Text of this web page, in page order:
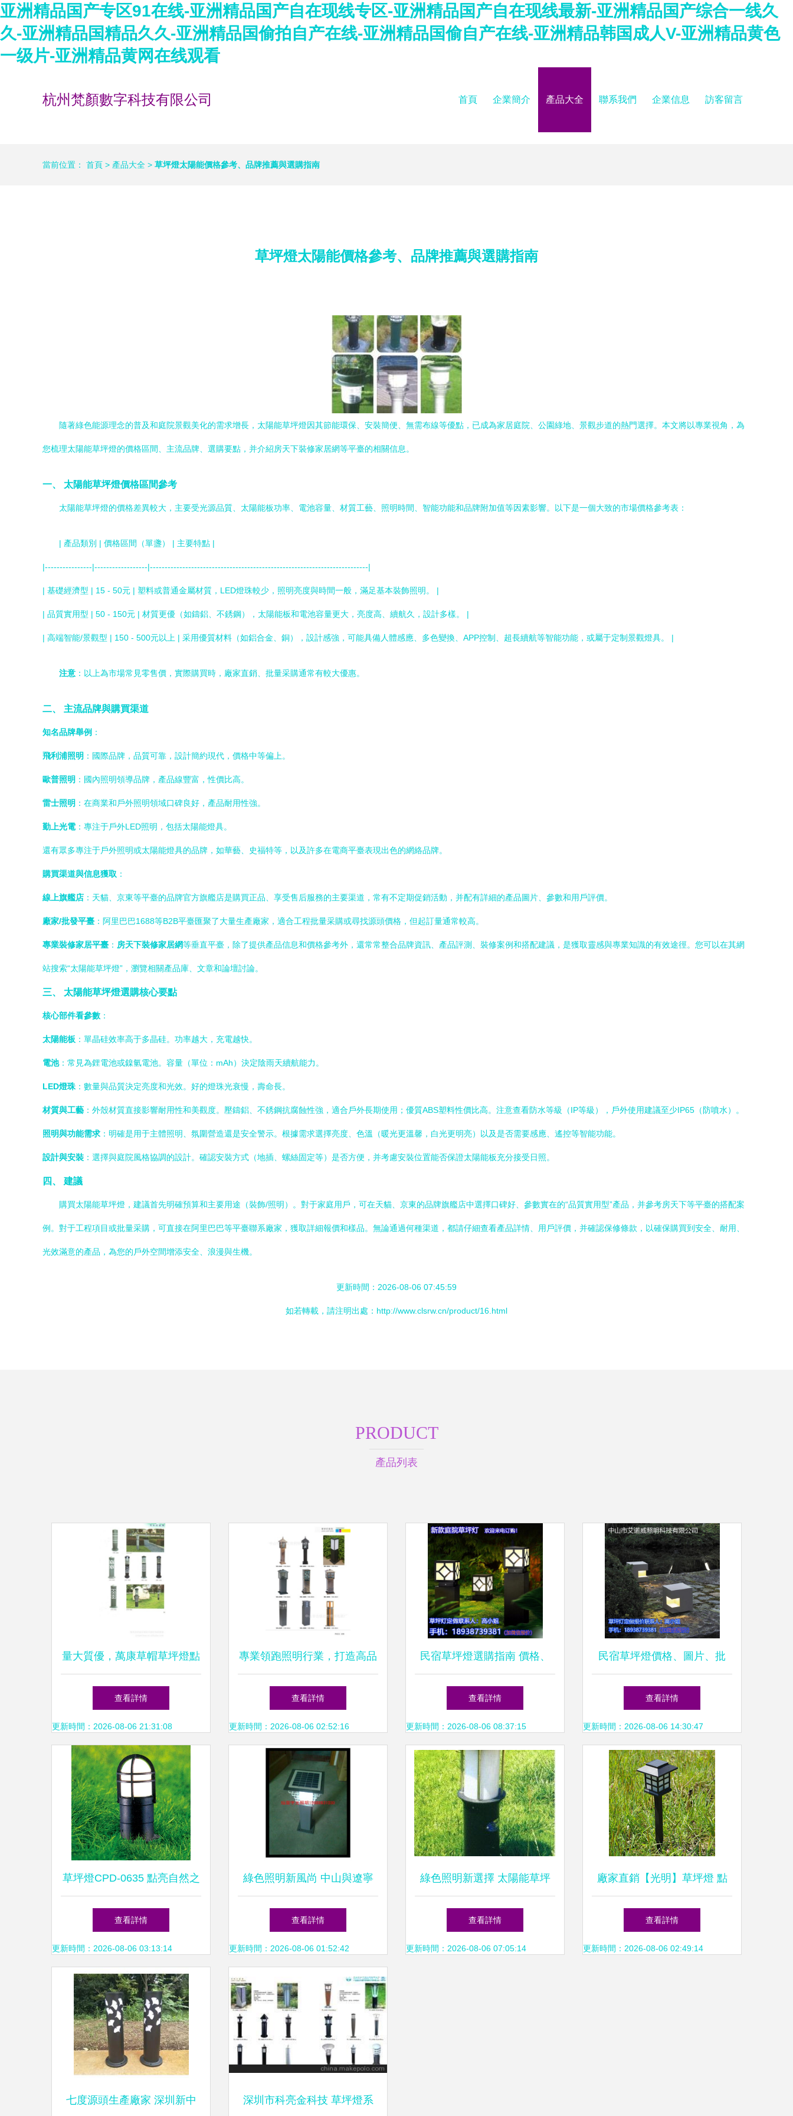
亚洲精品国产专区91在线-亚洲精品国产自在现线专区-亚洲精品国产自在现线最新-亚洲精品国产综合一线久
久-亚洲精品国精品久久-亚洲精品国偷拍自产在线-亚洲精品国偷自产在线-亚洲精品韩国成人V-亚洲精品黄色
一级片-亚洲精品黄网在线观看
杭州梵顏數字科技有限公司 首頁 企業簡介 產品大全 聯系我們 企業信息 訪客留言
當前位置： 首頁 > 產品大全 > 草坪燈太陽能價格參考、品牌推薦與選購指南
草坪燈太陽能價格參考、品牌推薦與選購指南
隨著綠色能源理念的普及和庭院景觀美化的需求增長，太陽能草坪燈因其節能環保、安裝簡便、無需布線等優點，已成為家居庭院、公園綠地、景觀步道的熱門選擇。本文將以專業視角，為
您梳理太陽能草坪燈的價格區間、主流品牌、選購要點，并介紹房天下裝修家居網等平臺的相關信息。
一、 太陽能草坪燈價格區間參考
太陽能草坪燈的價格差異較大，主要受光源品質、太陽能板功率、電池容量、材質工藝、照明時間、智能功能和品牌附加值等因素影響。以下是一個大致的市場價格參考表：
| 產品類別 | 價格區間（單盞） | 主要特點 |
|----------------|------------------|--------------------------------------------------------------------------|
| 基礎經濟型 | 15 - 50元 | 塑料或普通金屬材質，LED燈珠較少，照明亮度與時間一般，滿足基本裝飾照明。 |
| 品質實用型 | 50 - 150元 | 材質更優（如鑄鋁、不銹鋼），太陽能板和電池容量更大，亮度高、續航久，設計多樣。 |
| 高端智能/景觀型 | 150 - 500元以上 | 采用優質材料（如鋁合金、銅），設計感強，可能具備人體感應、多色變換、APP控制、超長續航等智能功能，或屬于定制景觀燈具。 |
注意 ：以上為市場常見零售價，實際購買時，廠家直銷、批量采購通常有較大優惠。
二、 主流品牌與購買渠道
知名品牌舉例 ：
飛利浦照明 ：國際品牌，品質可靠，設計簡約現代，價格中等偏上。
歐普照明 ：國內照明領導品牌，產品線豐富，性價比高。
雷士照明 ：在商業和戶外照明領域口碑良好，產品耐用性強。
勤上光電 ：專注于戶外LED照明，包括太陽能燈具。
還有眾多專注于戶外照明或太陽能燈具的品牌，如華藝、史福特等，以及許多在電商平臺表現出色的網絡品牌。
購買渠道與信息獲取 ：
線上旗艦店 ：天貓、京東等平臺的品牌官方旗艦店是購買正品、享受售后服務的主要渠道，常有不定期促銷活動，并配有詳細的產品圖片、參數和用戶評價。
廠家/批發平臺 ：阿里巴巴1688等B2B平臺匯聚了大量生產廠家，適合工程批量采購或尋找源頭價格，但起訂量通常較高。
專業裝修家居平臺 ： 房天下裝修家居網等垂直平臺，除了提供產品信息和價格參考外，還常常整合品牌資訊、產品評測、裝修案例和搭配建議，是獲取靈感與專業知識的有效途徑。您可以在其網
站搜索“太陽能草坪燈”，瀏覽相關產品庫、文章和論壇討論。
三、 太陽能草坪燈選購核心要點
核心部件看參數 ：
太陽能板 ：單晶硅效率高于多晶硅。功率越大，充電越快。
電池：常見為鋰電池或鎳氫電池。容量（單位：mAh）決定陰雨天續航能力。
LED燈珠 ：數量與品質決定亮度和光效。好的燈珠光衰慢，壽命長。
材質與工藝 ：外殼材質直接影響耐用性和美觀度。壓鑄鋁、不銹鋼抗腐蝕性強，適合戶外長期使用；優質ABS塑料性價比高。注意查看防水等級（IP等級），戶外使用建議至少IP65（防噴水）。
照明與功能需求 ：明確是用于主體照明、氛圍營造還是安全警示。根據需求選擇亮度、色溫（暖光更溫馨，白光更明亮）以及是否需要感應、遙控等智能功能。
設計與安裝 ：選擇與庭院風格協調的設計。確認安裝方式（地插、螺絲固定等）是否方便，并考慮安裝位置能否保證太陽能板充分接受日照。
四、 建議
購買太陽能草坪燈，建議首先明確預算和主要用途（裝飾/照明）。對于家庭用戶，可在天貓、京東的品牌旗艦店中選擇口碑好、參數實在的“品質實用型”產品，并參考房天下等平臺的搭配案
例。對于工程項目或批量采購，可直接在阿里巴巴等平臺聯系廠家，獲取詳細報價和樣品。無論通過何種渠道，都請仔細查看產品詳情、用戶評價，并確認保修條款，以確保購買到安全、耐用、
光效滿意的產品，為您的戶外空間增添安全、浪漫與生機。
更新時間：2026-08-06 07:45:59
如若轉載，請注明出處：http://www.clsrw.cn/product/16.html
PRODUCT
產品列表
量大質優，萬康草帽草坪燈點
亮墅園之美 —— 走近常州萬
康燈飾的匠心之作
查看詳情
更新時間：2026-08-06 21:31:08
專業領跑照明行業，打造高品
質戶外草坪燈的核心優勢——
中山市古鎮紅勝照明電器廠全
景解析
查看詳情
更新時間：2026-08-06 02:52:16
民宿草坪燈選購指南 價格、
圖片與廠家品牌大全
查看詳情
更新時間：2026-08-06 08:37:15
民宿草坪燈價格、圖片、批
發、廠家與品牌全解析
查看詳情
更新時間：2026-08-06 14:30:47
草坪燈CPD-0635 點亮自然之
美，守護庭院夜色
查看詳情
更新時間：2026-08-06 03:13:14
綠色照明新風尚 中山與遼寧
太陽能草坪燈的對比與選擇
查看詳情
更新時間：2026-08-06 01:52:42
綠色照明新選擇 太陽能草坪
燈點亮你的戶外空間
查看詳情
更新時間：2026-08-06 07:05:14
廠家直銷【光明】草坪燈 點
亮廣場與小區的綠色之光
查看詳情
更新時間：2026-08-06 02:49:14
七度源頭生產廠家 深圳新中 深圳市科亮金科技 草坪燈系